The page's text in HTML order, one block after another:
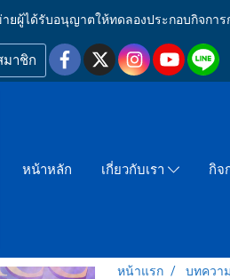
ยผู้ได้รับอนุญาตให้ทดลองประกอบกิจกา
มาชิก
หน้าหลัก เกี่ยวกับเรา กิจ
หน้าแรก บทควา